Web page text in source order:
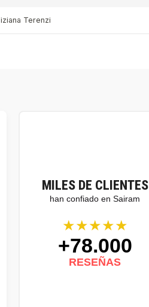
Terenzi
MILES DE CLIENTES
han confiado en Sairam
★★★★★
+78.000
RESEÑAS